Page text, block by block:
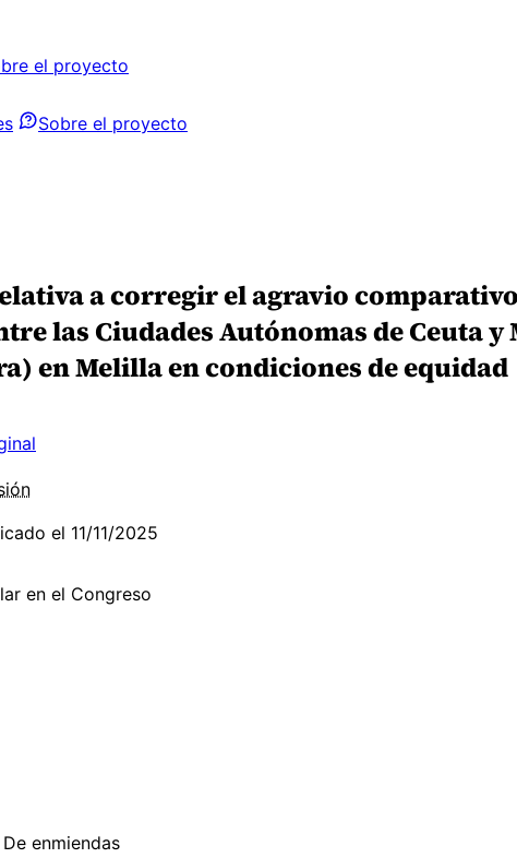
el proyecto
Sobre el proyecto
a corregir el agravio
las Ciudades Autónomas de Ceuta
en Melilla en condiciones de equidad
el 11/11/2025
en el Congreso
enmiendas